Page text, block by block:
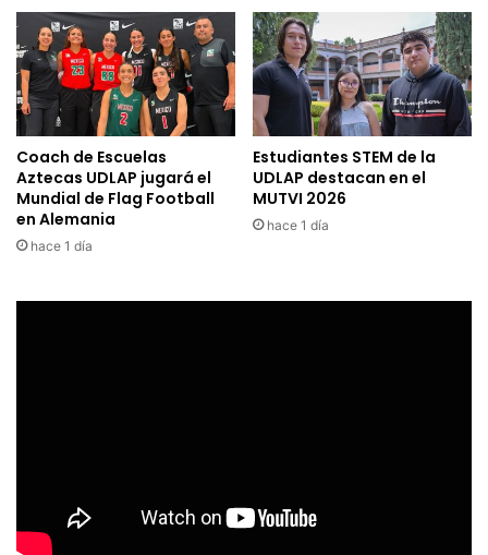
Coach de Escuelas
Aztecas UDLAP jugará el
Mundial de Flag Football
en Alemania
hace 1 día
Estudiantes STEM de la
UDLAP destacan en el
MUTVI 2026
hace 1 día